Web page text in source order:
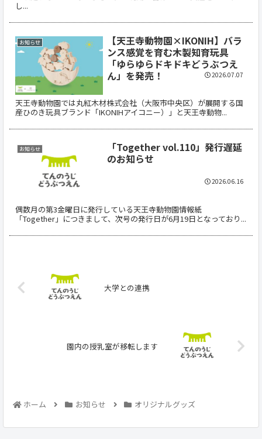
し...
お知らせ
【天王寺動物園×IKONIH】バラ
ンス感覚を育む木製知育玩具
「ゆらゆらドキドキどうぶつえ
ん」を発売！
天王寺動物園では丸紅木材株式会社（大阪市中央区）が展開する国
産ひのき玩具ブランド「IKONIHアイコニー）」と天王寺動物...
2026.07.07
お知らせ
「Together vol.110」発行遅延
のお知らせ
偶数月の第3金曜日に発行している天王寺動物園情報紙
「Together」につきまして、次号の発行日が6月19日となっており...
2026.06.16
大学との連携
園内の授乳室が移転します
ホーム お知らせ オリジナルグッズ